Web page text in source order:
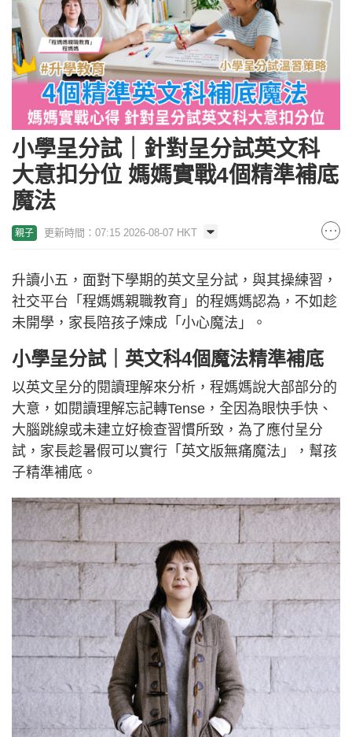
小學呈分試｜針對呈分試英文科
大意扣分位 媽媽實戰4個精準補底
魔法
親子 更新時間：07:15 2026-08-07 HKT
升讀小五，面對下學期的英文呈分試，與其操練習，
社交平台「程媽媽親職教育」的程媽媽認為，不如趁
未開學，家長陪孩子煉成「小心魔法」。
小學呈分試｜英文科4個魔法精準補底
以英文呈分的閱讀理解來分析，程媽媽說大部部分的
大意，如閱讀理解忘記轉Tense，全因為眼快手快、
大腦跳線或未建立好檢查習慣所致，為了應付呈分
試，家長趁暑假可以實行「英文版無痛魔法」，幫孩
子精準補底。